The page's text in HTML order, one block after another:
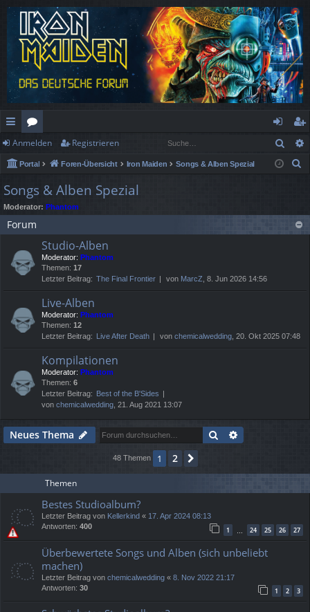
ch
ne
llz
ug
rif
or
en
n
m
de
n
eg
ist
re
n
Anmelden Registrieren
Portal Foren-Übersicht Iron Maiden Songs & Alben Spezial
Songs & Alben Spezial
Moderator: Phantom
Forum
Studio-Alben
Moderator: Phantom
Themen: 17
Letzter Beitrag: The Final Frontier von MarcZ, 8. Jun 2026 14:56
Live-Alben
Moderator: Phantom
Themen: 12
Letzter Beitrag:
Live After Death von chemicalwedding, 20. Okt 2025 07:48
Kompilationen
Moderator: Phantom
Themen: 6
Letzter Beitrag:
Best of the B'Sides
von chemicalwedding, 21. Aug 2021 13:07
Neues Thema Suche
48 Themen 1 2
Themen
Bestes Studioalbum?
Letzter Beitrag von Kellerkind « 17. Apr 2024 08:13
Antworten: 400 1 24 25 26 27
Überbewertete Songs und Alben (sich unbeliebt
machen)
Letzter Beitrag von chemicalwedding « 8. Nov 2022 21:17
Antworten: 30 1 2 3